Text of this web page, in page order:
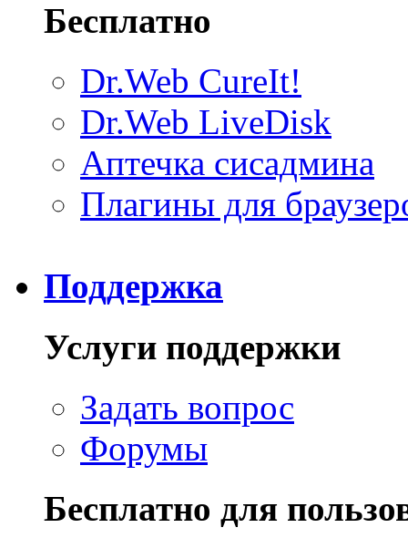
Бесплатно
Dr.Web CureIt!
Dr.Web LiveDisk
Аптечка сисадмина
Плагины для
Поддержка
Услуги поддержки
Задать вопрос
Форумы
Бесплатно для